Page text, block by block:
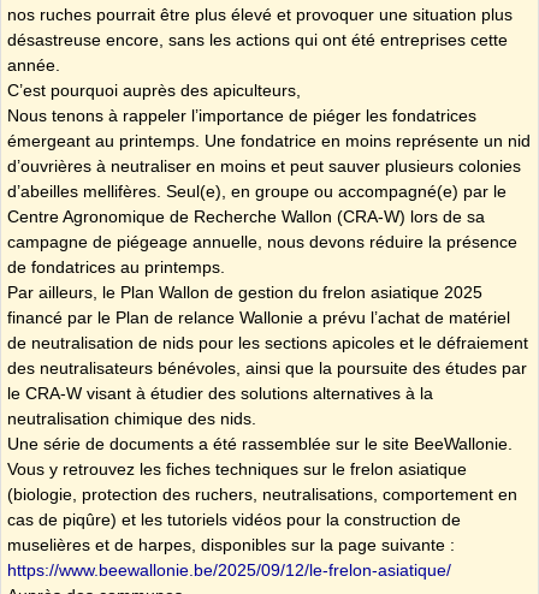
nos ruches pourrait être plus élevé et provoquer une situation plus
désastreuse encore, sans les actions qui ont été entreprises cette
année.
C’est pourquoi auprès des apiculteurs,
Nous tenons à rappeler l’importance de piéger les fondatrices
émergeant au printemps. Une fondatrice en moins représente un nid
d’ouvrières à neutraliser en moins et peut sauver plusieurs colonies
d’abeilles mellifères. Seul(e), en groupe ou accompagné(e) par le
Centre Agronomique de Recherche Wallon (CRA-W) lors de sa
campagne de piégeage annuelle, nous devons réduire la présence
de fondatrices au printemps.
Par ailleurs, le Plan Wallon de gestion du frelon asiatique 2025
financé par le Plan de relance Wallonie a prévu l’achat de matériel
de neutralisation de nids pour les sections apicoles et le défraiement
des neutralisateurs bénévoles, ainsi que la poursuite des études par
le CRA-W visant à étudier des solutions alternatives à la
neutralisation chimique des nids.
Une série de documents a été rassemblée sur le site BeeWallonie.
Vous y retrouvez les fiches techniques sur le frelon asiatique
(biologie, protection des ruchers, neutralisations, comportement en
cas de piqûre) et les tutoriels vidéos pour la construction de
muselières et de harpes, disponibles sur la page suivante :
https://www.beewallonie.be/2025/09/12/le-frelon-asiatique/